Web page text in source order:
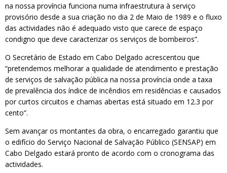
na nossa província funciona numa infraestrutura à serviço
provisório desde a sua criação no dia 2 de Maio de 1989 e o fluxo
das actividades não é adequado visto que carece de espaço
condigno que deve caracterizar os serviços de bombeiros”.
O Secretário de Estado em Cabo Delgado acrescentou que
“pretendemos melhorar a qualidade de atendimento e prestação
de serviços de salvação pública na nossa província onde a taxa
de prevalência dos índice de incêndios em residências e causados
por curtos circuitos e chamas abertas está situado em 12.3 por
cento”.
Sem avançar os montantes da obra, o encarregado garantiu que
o edifício do Serviço Nacional de Salvação Público (SENSAP) em
Cabo Delgado estará pronto de acordo com o cronograma das
actividades.